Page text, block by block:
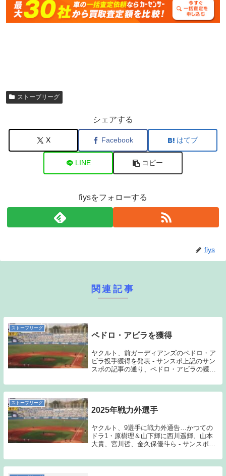
ストーブリーグ
シェアする
X Facebook はてブ
LINE コピー
fiysをフォローする
fiys
関連記事
ストーブリーグ
ペドロ・アビラを獲得
ヤクルト、前ガーディアンズのペドロ・ア
ビラ投手獲得を発表 - サンスポ上記のサン
スポの記事の通り、ペドロ・アビラの獲得
ガーディアンズでプレーしており、リリー
フとして54試合に登板しているバリバリの
ストーブリーグ
2025年戦力外選手
ヤクルト、9選手に戦力外通告…かつての
ドラ1・原樹理＆山下輝に西川遥輝、山本
大貴、宮川哲、金久保優斗ら - サンスポ下
いているため、戦力外選手についても触れ
なければならない。上記のサンスポの記事